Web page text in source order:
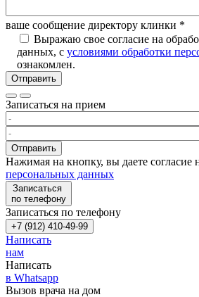
ваше сообщение директору клинки *
Выражаю свое согласие на
данных, с условиями обработки
ознакомлен.
Отправить
Записаться на прием
Отправить
Нажимая на кнопку, вы даете согласие
персональных данных
Записаться
по телефону
Записаться по телефону
+7 (912) 410-49-99
Написать
нам
Написать
в Whatsapp
Вызов врача на дом